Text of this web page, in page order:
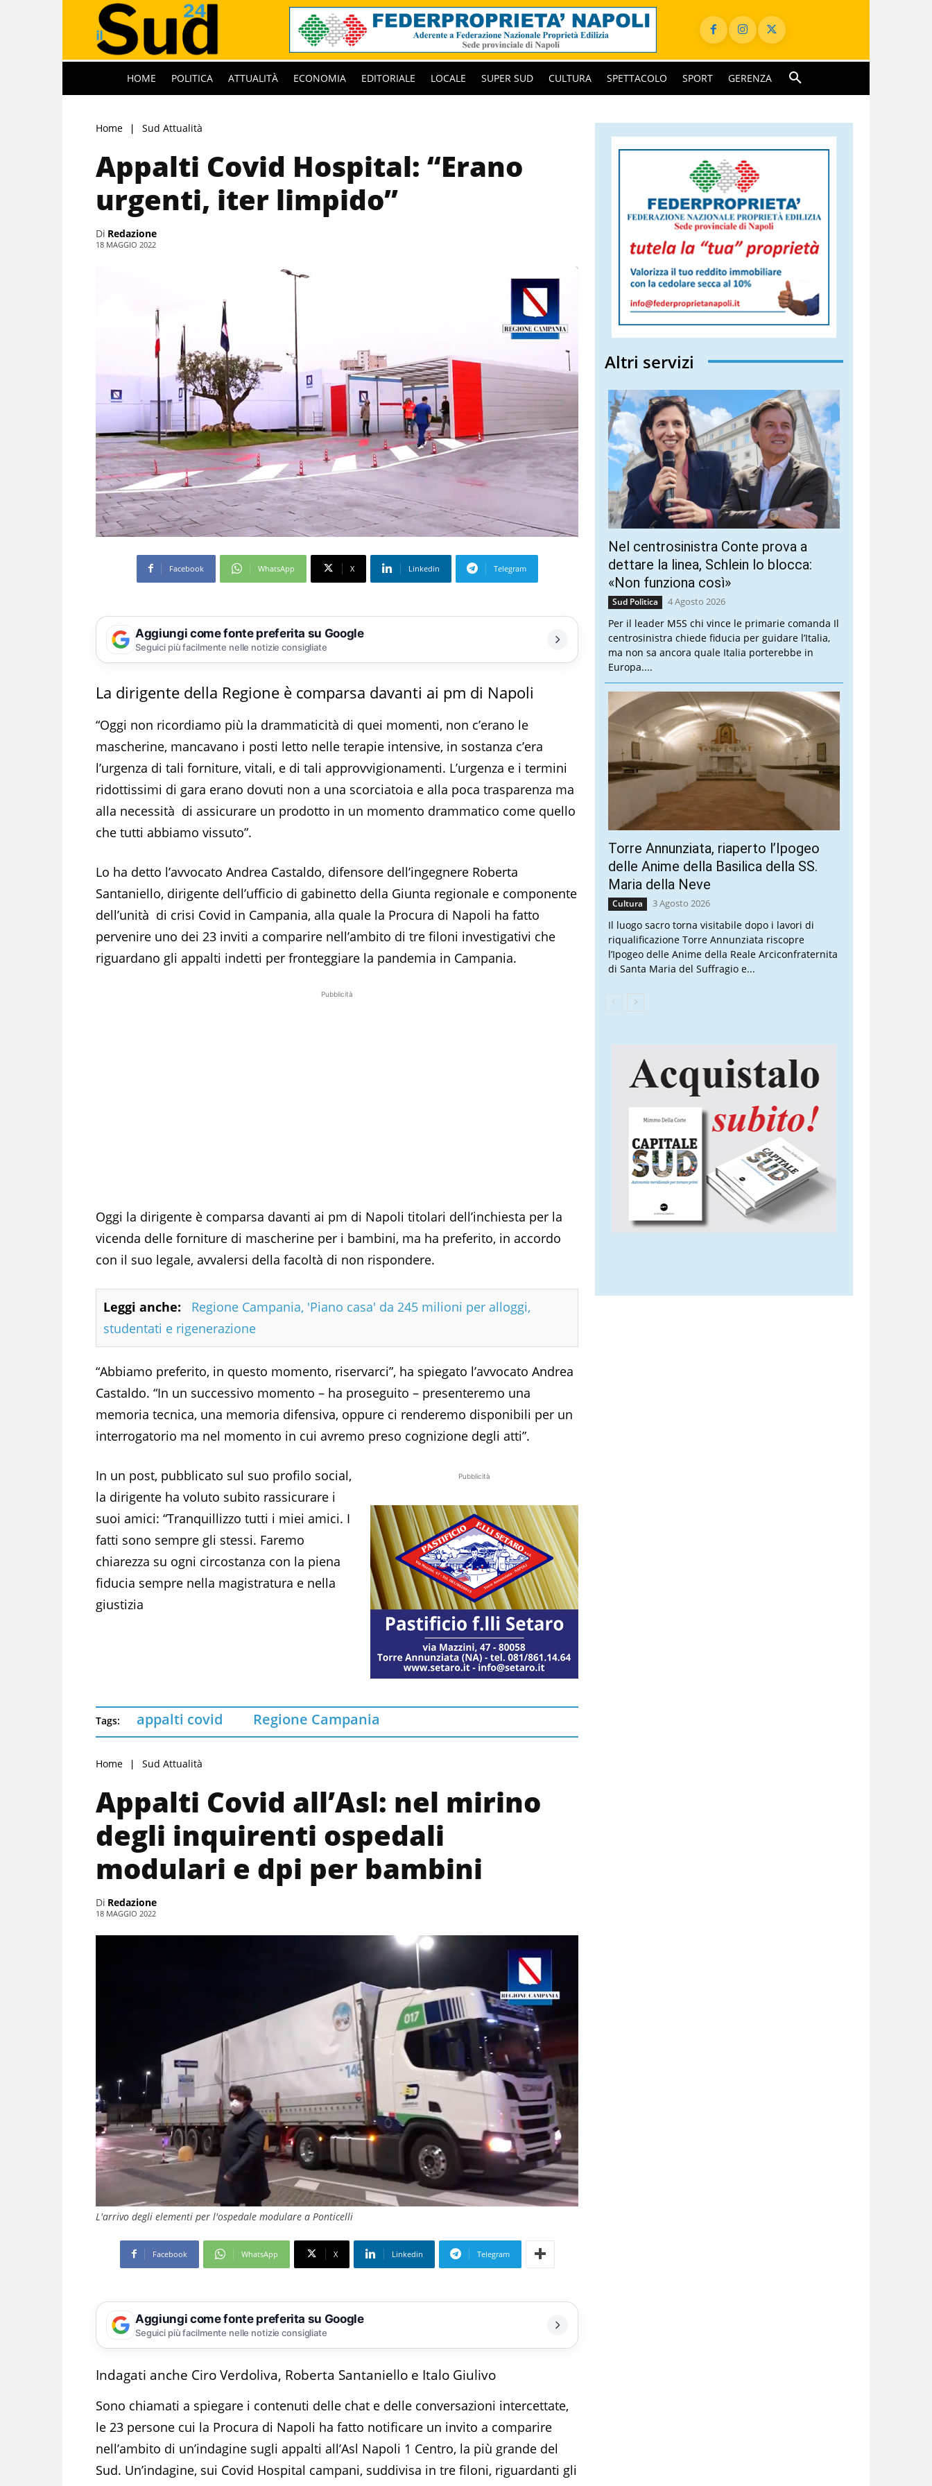
HOME POLITICA ATTUALITÀ ECONOMIA EDITORIALE LOCALE SUPER SUD CULTURA SPETTACOLO SPORT GERENZA
Home Sud Attualità
Appalti Covid Hospital: “Erano
urgenti, iter limpido”
Di Redazione
18 MAGGIO 2022
Facebook WhatsApp X Linkedin Telegram
Aggiungi come fonte preferita su Google
Seguici più facilmente nelle notizie consigliate
La dirigente della Regione è comparsa davanti ai pm di Napoli
“Oggi non ricordiamo più la drammaticità di quei momenti, non c’erano le
mascherine, mancavano i posti letto nelle terapie intensive, in sostanza c’era
l’urgenza di tali forniture, vitali, e di tali approvvigionamenti. L’urgenza e i termini
ridottissimi di gara erano dovuti non a una scorciatoia e alla poca trasparenza ma
alla necessità di assicurare un prodotto in un momento drammatico come quello
che tutti abbiamo vissuto”.
Lo ha detto l’avvocato Andrea Castaldo, difensore dell’ingegnere Roberta
Santaniello, dirigente dell’ufficio di gabinetto della Giunta regionale e componente
dell’unità di crisi Covid in Campania, alla quale la Procura di Napoli ha fatto
pervenire uno dei 23 inviti a comparire nell’ambito di tre filoni investigativi che
riguardano gli appalti indetti per fronteggiare la pandemia in Campania.
Pubblicità
Oggi la dirigente è comparsa davanti ai pm di Napoli titolari dell’inchiesta per la
vicenda delle forniture di mascherine per i bambini, ma ha preferito, in accordo
con il suo legale, avvalersi della facoltà di non rispondere.
Leggi anche:
Regione Campania, 'Piano casa' da 245 milioni per alloggi,
studentati e rigenerazione
“Abbiamo preferito, in questo momento, riservarci”, ha spiegato l’avvocato Andrea
Castaldo. “In un successivo momento – ha proseguito – presenteremo una
memoria tecnica, una memoria difensiva, oppure ci renderemo disponibili per un
interrogatorio ma nel momento in cui avremo preso cognizione degli atti”.
Pubblicità
In un post, pubblicato sul suo profilo social,
la dirigente ha voluto subito rassicurare i
suoi amici: “Tranquillizzo tutti i miei amici. I
fatti sono sempre gli stessi. Faremo
chiarezza su ogni circostanza con la piena
fiducia sempre nella magistratura e nella
giustizia
Tags: appalti covid Regione Campania
Home Sud Attualità
Appalti Covid all’Asl: nel mirino
degli inquirenti ospedali
modulari e dpi per bambini
Di Redazione
18 MAGGIO 2022
L'arrivo degli elementi per l'ospedale modulare a Ponticelli
Facebook WhatsApp X Linkedin Telegram
Aggiungi come fonte preferita su Google
Seguici più facilmente nelle notizie consigliate
Indagati anche Ciro Verdoliva, Roberta Santaniello e Italo Giulivo
Sono chiamati a spiegare i contenuti delle chat e delle conversazioni intercettate,
le 23 persone cui la Procura di Napoli ha fatto notificare un invito a comparire
nell’ambito di un’indagine sugli appalti all’Asl Napoli 1 Centro, la più grande del
Sud. Un’indagine, sui Covid Hospital campani, suddivisa in tre filoni, riguardanti gli
Altri servizi
Nel centrosinistra Conte prova a
dettare la linea, Schlein lo blocca:
«Non funziona così»
Sud Politica 4 Agosto 2026
Per il leader M5S chi vince le primarie comanda Il
centrosinistra chiede fiducia per guidare l’Italia,
ma non sa ancora quale Italia porterebbe in
Europa....
Torre Annunziata, riaperto l’Ipogeo
delle Anime della Basilica della SS.
Maria della Neve
Cultura 3 Agosto 2026
Il luogo sacro torna visitabile dopo i lavori di
riqualificazione Torre Annunziata riscopre
l’Ipogeo delle Anime della Reale Arciconfraternita
di Santa Maria del Suffragio e...